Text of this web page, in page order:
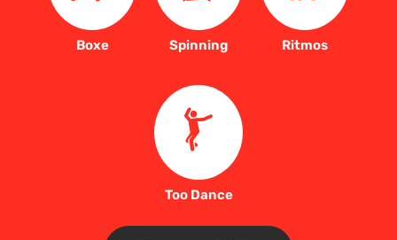
Boxe Spinning Ritmos
Too Dance